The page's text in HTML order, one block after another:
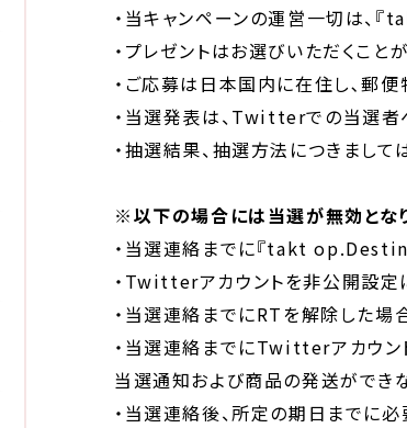
・当キャンペーンの運営一切は、
・プレゼントはお選びいただくこと
・ご応募は日本国内に在住し､郵
・当選発表は、Twitterでの当選者
・抽選結果、抽選方法につきまし
※以下の場合には当選が無効とな
・当選連絡までに『takt
・Twitterアカウントを非公開設定
・当選連絡までにRTを解除した場
・当選連絡までにTwitterアカウン
当選通知および商品の発送ができ
・当選連絡後、所定の期日までに